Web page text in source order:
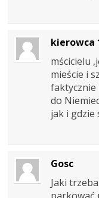
kierowca
mścicielu
mieście i
faktycznie
do
jak i gdzie
Gosc
Jaki